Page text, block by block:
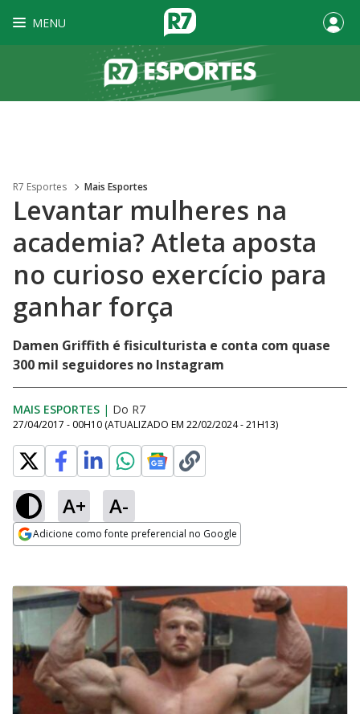
MENU
R7 Esportes Mais Esportes
Levantar mulheres na
academia? Atleta aposta
no curioso exercício para
ganhar força
Damen Griffith é fisiculturista e conta com quase
300 mil seguidores no Instagram
MAIS ESPORTES | Do R7
27/04/2017 - 00H10 (ATUALIZADO EM 22/02/2024 - 21H13)
A+ A-
Adicione como fonte preferencial no Google